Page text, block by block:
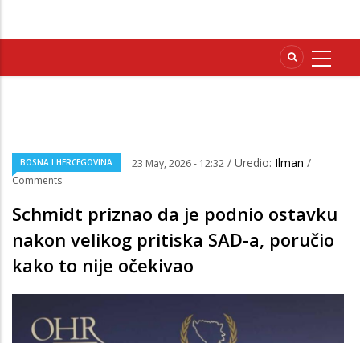
BOSNA I HERCEGOVINA 23 May, 2026 - 12:32 / Uredio: Ilman /
Comments
Schmidt priznao da je podnio ostavku
nakon velikog pritiska SAD-a, poručio
kako to nije očekivao